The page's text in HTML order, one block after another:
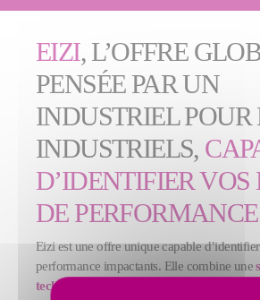
EIZI, L’OFFRE
PENSÉE PAR UN
INDUSTRIEL POUR
INDUSTRIELS,
D’IDENTIFIER VOS
DE PERFORMANCE
Eizi est une offre unique capable
performance impactants. Elle combine une
technologique
capable de se connecter,